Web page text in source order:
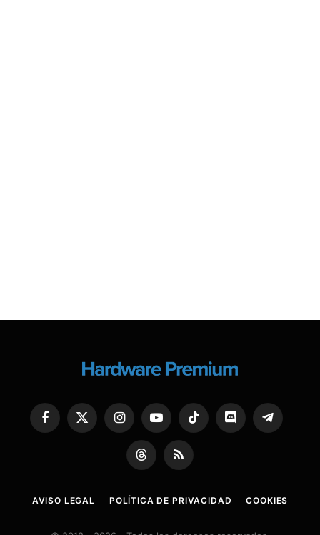
Facebook
X
(Twitter)
InstagramYouTubeTikTok Discord Telegram
ThreadsRSS
AVISO LEGAL POLÍTICA DE PRIVACIDAD COOKIES